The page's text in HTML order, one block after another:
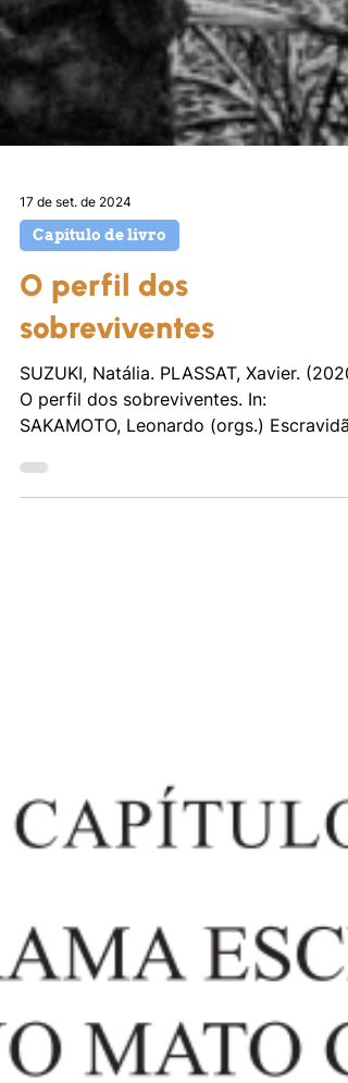
17 de set. de 2024
Capítulo de livro
O perfil dos
sobreviventes
SUZUKI, Natália. PLASSAT, Xavier.
O perfil dos sobreviventes. In:
SAKAMOTO, Leonardo (orgs.)
Contemporânea. São Paulo:...